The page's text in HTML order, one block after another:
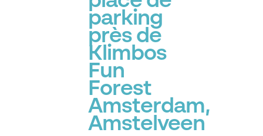
parking
près de
Klimbos
Fun
Forest
Amsterdam,
Amstelveen